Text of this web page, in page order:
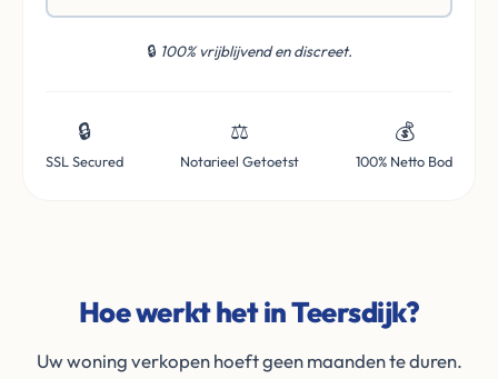
🔒 100% vrijblijvend en discreet.
🔒
SSL Secured
⚖️
Notarieel Getoetst
💰
100% Netto Bod
Hoe werkt het in Teersdijk?
Uw woning verkopen hoeft geen maanden te duren.